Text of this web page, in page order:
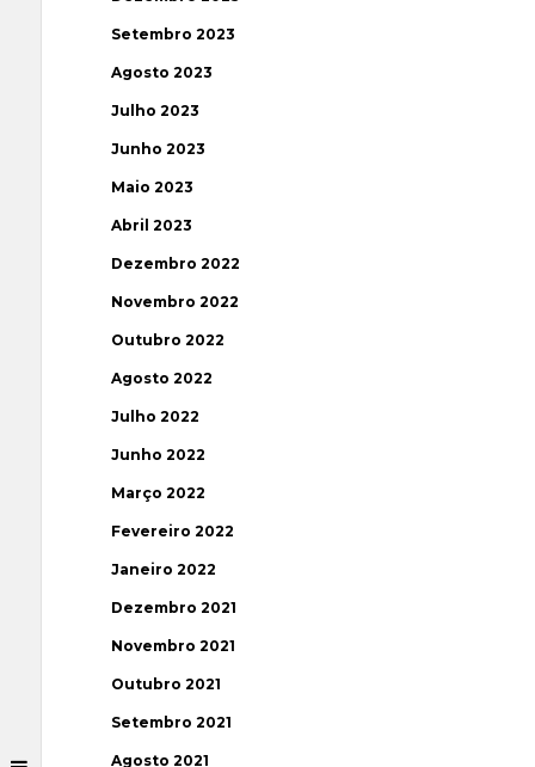
Setembro 2023
Agosto 2023
Julho 2023
Junho 2023
Maio 2023
Abril 2023
Dezembro 2022
Novembro 2022
Outubro 2022
Agosto 2022
Julho 2022
Junho 2022
Março 2022
Fevereiro 2022
Janeiro 2022
Dezembro 2021
Novembro 2021
Outubro 2021
Setembro 2021
Agosto 2021